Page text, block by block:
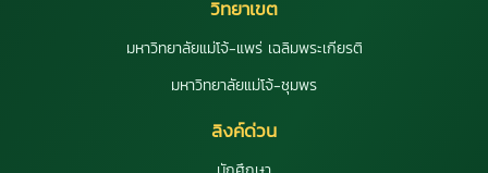
วิทยาเขต
มหาวิทยาลัยแม่โจ้-แพร่ เฉลิมพระเกียรติ
มหาวิทยาลัยแม่โจ้-ชุมพร
ลิงค์ด่วน